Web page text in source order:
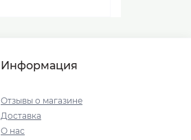
Информация
Отзывы о магазине
Доставка
О нас